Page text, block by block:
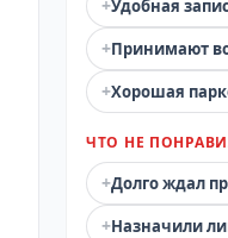
+Удобная
+Принимают
+Хорошая
ЧТО НЕ
+Долго ждал
+Назначили